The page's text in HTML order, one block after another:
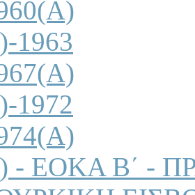
1963
1972
- ΕΟΚΑ Β΄ -